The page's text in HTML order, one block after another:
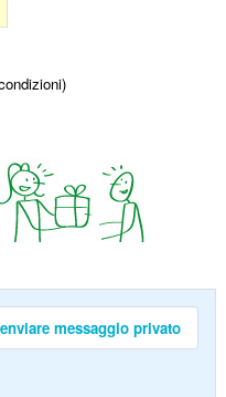
enviare messaggio privato